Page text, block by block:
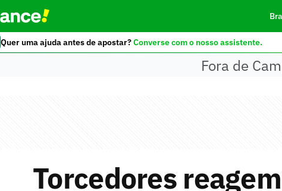
Quer uma ajuda antes de apostar?Converse com o nosso assistente.
Fora de
Torcedores